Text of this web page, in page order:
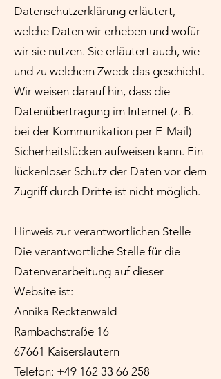
Datenschutzerklärung erläutert,
welche Daten wir erheben und wofür
wir sie nutzen. Sie erläutert auch, wie
und zu welchem Zweck das geschieht.
Wir weisen darauf hin, dass die
Datenübertragung im Internet (z. B.
bei der Kommunikation per E-Mail)
Sicherheitslücken aufweisen kann. Ein
lückenloser Schutz der Daten vor dem
Zugriff durch Dritte ist nicht möglich.
Hinweis zur verantwortlichen Stelle
Die verantwortliche Stelle für die
Datenverarbeitung auf dieser
Website ist:
Annika Recktenwald
Rambachstraße 16
67661 Kaiserslautern
Telefon: +49 162 33 66 258